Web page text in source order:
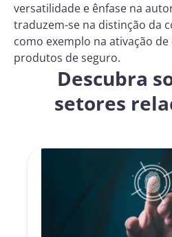
versatilidade e ênfase na
traduzem-se na distinção da
como exemplo na ativação
produtos de seguro.
Descubra
setores